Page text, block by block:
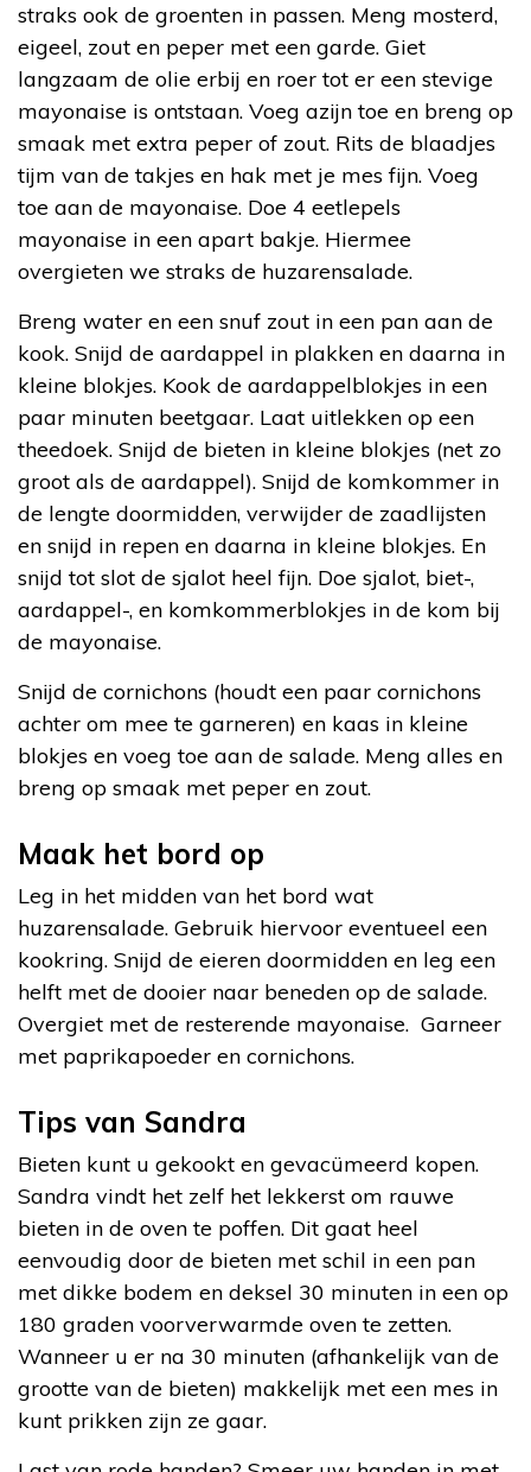
straks ook de groenten in passen. Meng mosterd,
eigeel, zout en peper met een garde. Giet
langzaam de olie erbij en roer tot er een stevige
mayonaise is ontstaan. Voeg azijn toe en breng op
smaak met extra peper of zout. Rits de blaadjes
tijm van de takjes en hak met je mes fijn. Voeg
toe aan de mayonaise. Doe 4 eetlepels
mayonaise in een apart bakje. Hiermee
overgieten we straks de huzarensalade.
Breng water en een snuf zout in een pan aan de
kook. Snijd de aardappel in plakken en daarna in
kleine blokjes. Kook de aardappelblokjes in een
paar minuten beetgaar. Laat uitlekken op een
theedoek. Snijd de bieten in kleine blokjes (net zo
groot als de aardappel). Snijd de komkommer in
de lengte doormidden, verwijder de zaadlijsten
en snijd in repen en daarna in kleine blokjes. En
snijd tot slot de sjalot heel fijn. Doe sjalot, biet-,
aardappel-, en komkommerblokjes in de kom bij
de mayonaise.
Snijd de cornichons (houdt een paar cornichons
achter om mee te garneren) en kaas in kleine
blokjes en voeg toe aan de salade. Meng alles en
breng op smaak met peper en zout.
Maak het bord op
Leg in het midden van het bord wat
huzarensalade. Gebruik hiervoor eventueel een
kookring. Snijd de eieren doormidden en leg een
helft met de dooier naar beneden op de salade.
Overgiet met de resterende mayonaise. Garneer
met paprikapoeder en cornichons.
Tips van Sandra
Bieten kunt u gekookt en gevacümeerd kopen.
Sandra vindt het zelf het lekkerst om rauwe
bieten in de oven te poffen. Dit gaat heel
eenvoudig door de bieten met schil in een pan
met dikke bodem en deksel 30 minuten in een op
180 graden voorverwarmde oven te zetten.
Wanneer u er na 30 minuten (afhankelijk van de
grootte van de bieten) makkelijk met een mes in
kunt prikken zijn ze gaar.